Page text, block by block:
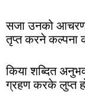
सजा उनको
तृप्त करने कल्पना
किया शब्दित
ग्रहण करके लुप्त